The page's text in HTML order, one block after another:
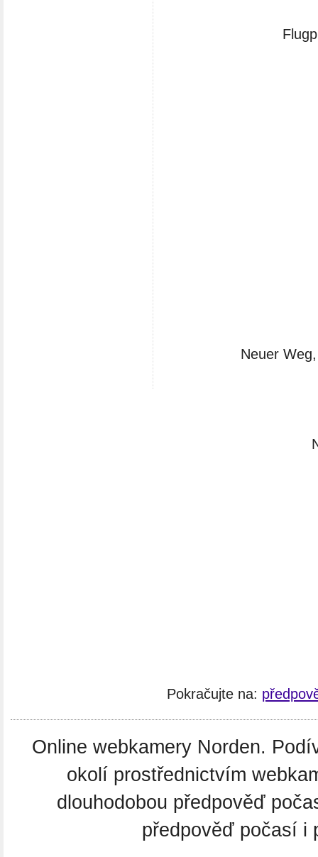
Neuer
Pokračujte na:
Online webkamery Norden.
okolí prostřednictvím
dlouhodobou předpověď
předpověď počasí i